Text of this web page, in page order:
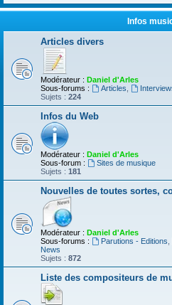
Infos
Articles divers
Modérateur : Daniel d'Arles
Sous-forums :
Articles
Sujets : 224
Infos du Web
Modérateur : Daniel d'Arles
Sous-forum :
Sites de musique
Sujets : 181
Nouvelles de toutes sortes,
Modérateur : Daniel d'Arles
Sous-forums :
Parutions - Editions
News
Sujets : 872
Liste des compositeurs de